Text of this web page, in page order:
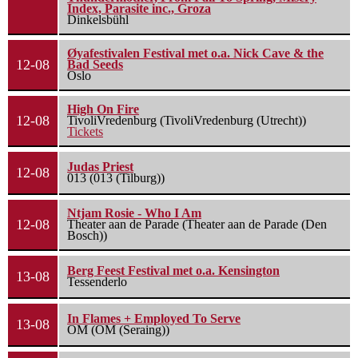
Index, Parasite inc., Groza
Dinkelsbühl
12-08
Øyafestivalen Festival met o.a. Nick Cave & the
Bad Seeds
Oslo
12-08
High On Fire
TivoliVredenburg (TivoliVredenburg (Utrecht))
Tickets
12-08
Judas Priest
013 (013 (Tilburg))
12-08
Ntjam Rosie - Who I Am
Theater aan de Parade (Theater aan de Parade (Den
Bosch))
13-08
Berg Feest Festival met o.a. Kensington
Tessenderlo
13-08
In Flames + Employed To Serve
OM (OM (Seraing))